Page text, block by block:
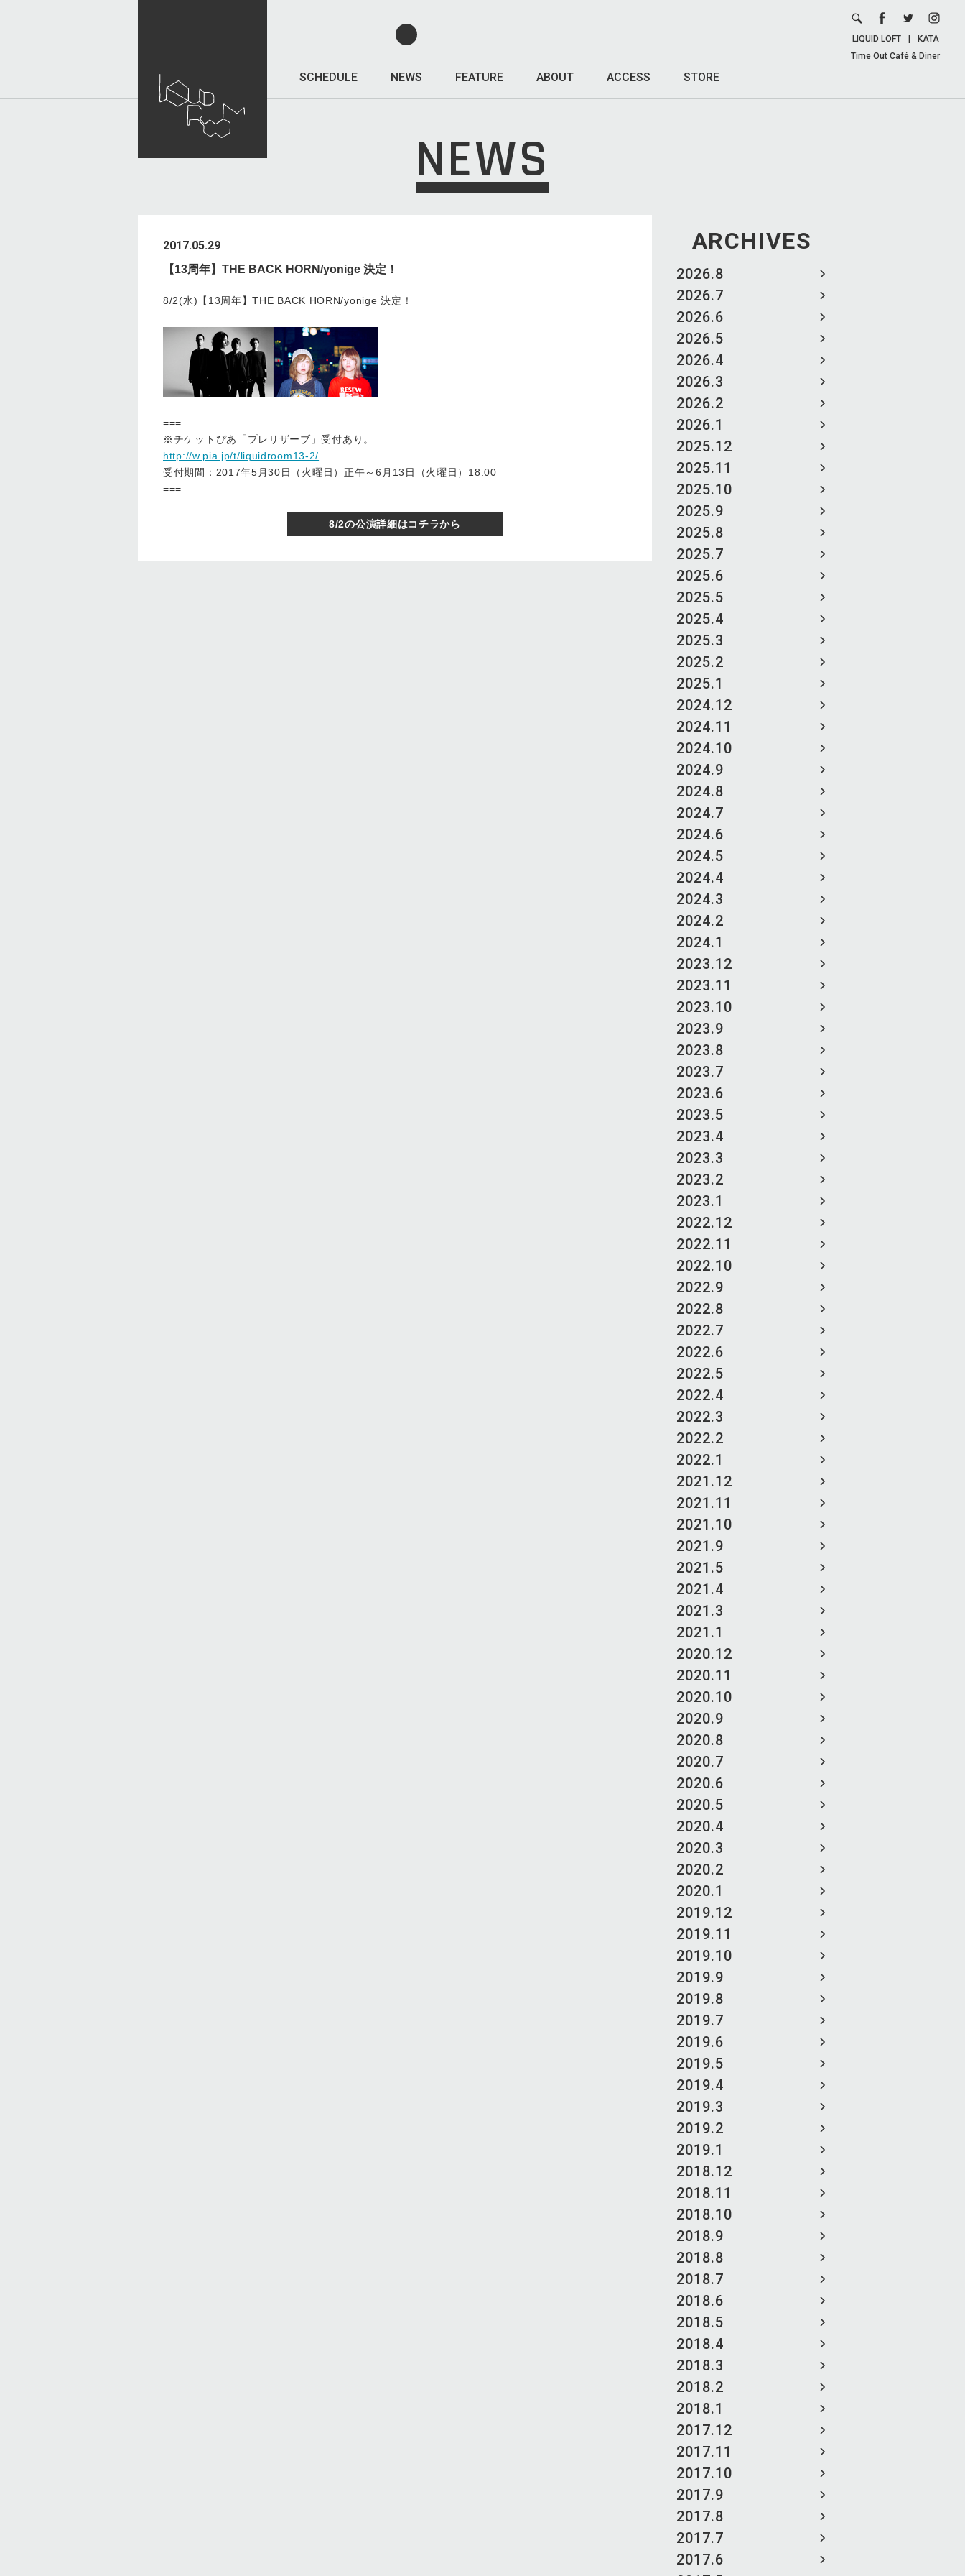
SCHEDULE NEWS FEATURE ABOUT ACCESS STORE
LIQUID LOFT
KATA
Time Out Café & Diner
NEWS
ARCHIVES
2026.8
2026.7
2026.6
2026.5
2026.4
2026.3
2026.2
2026.1
2025.12
2025.11
2025.10
2025.9
2025.8
2025.7
2025.6
2025.5
2025.4
2025.3
2025.2
2025.1
2024.12
2024.11
2024.10
2024.9
2024.8
2024.7
2024.6
2024.5
2024.4
2024.3
2024.2
2024.1
2023.12
2023.11
2023.10
2023.9
2023.8
2023.7
2023.6
2023.5
2023.4
2023.3
2023.2
2023.1
2022.12
2022.11
2022.10
2022.9
2022.8
2022.7
2022.6
2022.5
2022.4
2022.3
2022.2
2022.1
2021.12
2021.11
2021.10
2021.9
2021.5
2021.4
2021.3
2021.1
2020.12
2020.11
2020.10
2020.9
2020.8
2020.7
2020.6
2020.5
2020.4
2020.3
2020.2
2020.1
2019.12
2019.11
2019.10
2019.9
2019.8
2019.7
2019.6
2019.5
2019.4
2019.3
2019.2
2019.1
2018.12
2018.11
2018.10
2018.9
2018.8
2018.7
2018.6
2018.5
2018.4
2018.3
2018.2
2018.1
2017.12
2017.11
2017.10
2017.9
2017.8
2017.7
2017.6
2017.05.29
【13周年】THE BACK HORN/yonige 決定！
8/2(水)【13周年】THE BACK HORN/yonige 決定！
===
※チケットぴあ「プレリザーブ」受付あり。
http://w.pia.jp/t/liquidroom13-2/
受付期間：2017年5月30日（火曜日）正午～6月13日（火曜日）18:00
===
8/2の公演詳細はコチラから